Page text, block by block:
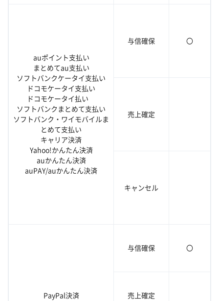
auポイント支払い
まとめてau支払い
ソフトバンクケータイ支払い
ドコモケータイ支払い
ドコモケータイ払い
ソフトバンクまとめて支払い
ソフトバンク・ワイモバイルま
とめて支払い
キャリア決済
Yahoo!かんたん決済
auかんたん決済
auPAY/auかんたん決済
与信確保 〇
売上確定
キャンセル
PayPal決済
与信確保 〇
売上確定